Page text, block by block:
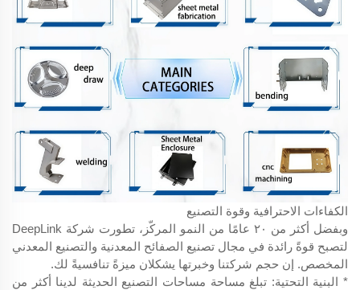
الكفاءات الاحترافية وقوة التصنيع
وبفضل أكثر من ٢٠ عامًا من النمو المركّز، تطورت شركة DeepLink
لتصبح قوةً رائدة في مجال تصنيع الصفائح المعدنية والتصنيع المعدني
المخصص. إن حجم شركتنا وخبرتها يشكلان ميزةً تنافسيةً لك.
* البنية التحتية: تبلغ مساحة مساحات التصنيع الحديثة لدينا أكثر من